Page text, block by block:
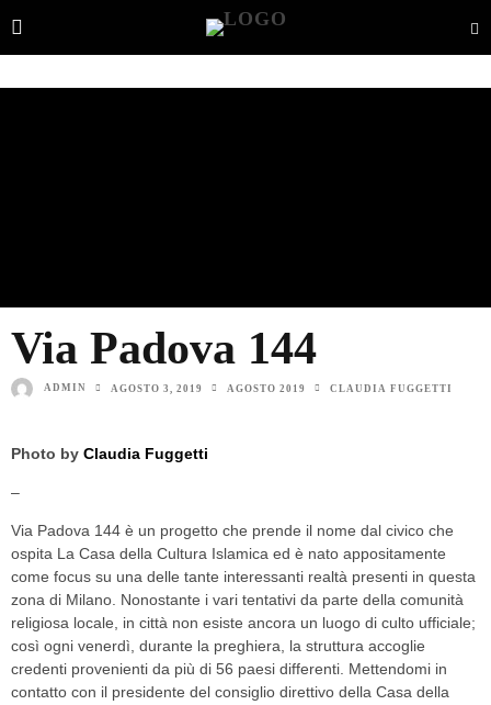
Via Padova 144
ADMIN AGOSTO 3, 2019 AGOSTO 2019 CLAUDIA FUGGETTI
Photo by Claudia Fuggetti
–
Via Padova 144 è un progetto che prende il nome dal civico che
ospita La Casa della Cultura Islamica ed è nato appositamente
come focus su una delle tante interessanti realtà presenti in questa
zona di Milano. Nonostante i vari tentativi da parte della comunità
religiosa locale, in città non esiste ancora un luogo di culto ufficiale;
così ogni venerdì, durante la preghiera, la struttura accoglie
credenti provenienti da più di 56 paesi differenti. Mettendomi in
contatto con il presidente del consiglio direttivo della Casa della